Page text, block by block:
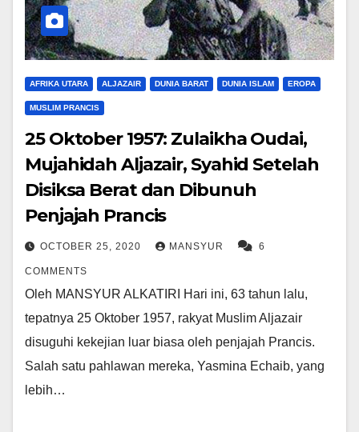
AFRIKA UTARA ALJAZAIR DUNIA BARAT DUNIA ISLAM EROPA
MUSLIM PRANCIS
25 Oktober 1957: Zulaikha Oudai,
Mujahidah Aljazair, Syahid Setelah
Disiksa Berat dan Dibunuh
Penjajah Prancis
OCTOBER 25, 2020 MANSYUR 6
COMMENTS
Oleh MANSYUR ALKATIRI Hari ini, 63 tahun lalu,
tepatnya 25 Oktober 1957, rakyat Muslim Aljazair
disuguhi kekejian luar biasa oleh penjajah Prancis.
Salah satu pahlawan mereka, Yasmina Echaib, yang
lebih…